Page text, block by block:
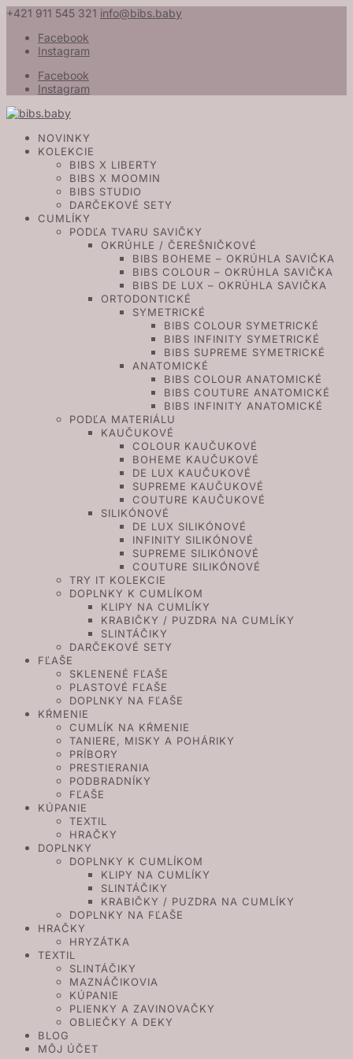
+421 911 545 321 info@bibs.baby
Facebook
Instagram
Facebook
Instagram
NOVINKY
KOLEKCIE
BIBS X LIBERTY
BIBS X MOOMIN
BIBS STUDIO
DARČEKOVÉ SETY
CUMLÍKY
PODĽA TVARU SAVIČKY
OKRÚHLE / ČEREŠNIČKOVÉ
BIBS BOHEME – OKRÚHLA SAVIČKA
BIBS COLOUR – OKRÚHLA SAVIČKA
BIBS DE LUX – OKRÚHLA SAVIČKA
ORTODONTICKÉ
SYMETRICKÉ
BIBS COLOUR SYMETRICKÉ
BIBS INFINITY SYMETRICKÉ
BIBS SUPREME SYMETRICKÉ
ANATOMICKÉ
BIBS COLOUR ANATOMICKÉ
BIBS COUTURE ANATOMICKÉ
BIBS INFINITY ANATOMICKÉ
PODĽA MATERIÁLU
KAUČUKOVÉ
COLOUR KAUČUKOVÉ
BOHEME KAUČUKOVÉ
DE LUX KAUČUKOVÉ
SUPREME KAUČUKOVÉ
COUTURE KAUČUKOVÉ
SILIKÓNOVÉ
DE LUX SILIKÓNOVÉ
INFINITY SILIKÓNOVÉ
SUPREME SILIKÓNOVÉ
COUTURE SILIKÓNOVÉ
TRY IT KOLEKCIE
DOPLNKY K CUMLÍKOM
KLIPY NA CUMLÍKY
KRABIČKY / PUZDRA NA CUMLÍKY
SLINTÁČIKY
DARČEKOVÉ SETY
FĽAŠE
SKLENENÉ FĽAŠE
PLASTOVÉ FĽAŠE
DOPLNKY NA FĽAŠE
KŔMENIE
CUMLÍK NA KŔMENIE
TANIERE, MISKY A POHÁRIKY
PRÍBORY
PRESTIERANIA
PODBRADNÍKY
FĽAŠE
KÚPANIE
TEXTIL
HRAČKY
DOPLNKY
DOPLNKY K CUMLÍKOM
KLIPY NA CUMLÍKY
SLINTÁČIKY
KRABIČKY / PUZDRA NA CUMLÍKY
DOPLNKY NA FĽAŠE
HRAČKY
HRYZÁTKA
TEXTIL
SLINTÁČIKY
MAZNÁČIKOVIA
KÚPANIE
PLIENKY A ZAVINOVAČKY
OBLIEČKY A DEKY
BLOG
MÔJ ÚČET